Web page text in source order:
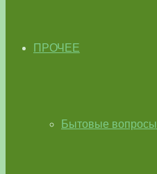
ПРОЧЕЕ
Бытовые вопросы